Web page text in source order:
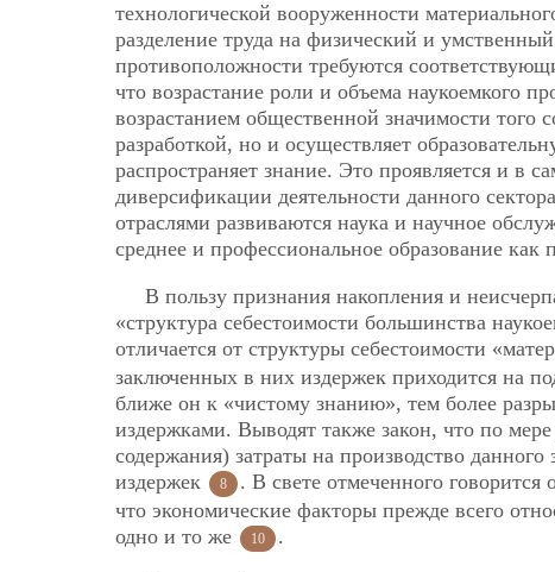
технологической вооруженности
разделение труда на физический и
противоположности требуются
что возрастание роли и объема наукоемкого
возрастанием общественной значимости того
разработкой, но и осуществляет
распространяет знание. Это проявляется и в
диверсификации деятельности данного
отраслями развиваются наука и научное
среднее и профессиональное образование как
В пользу признания накопления и
«структура себестоимости большинства
отличается от структуры себестоимости
заключенных в них издержек приходится на
ближе он к «чистому знанию», тем более
издержками. Выводят также закон, что по
содержания) затраты на производство
издержек
8 . В свете отмеченного говорится
что экономические факторы прежде всего
одно и то же
10 .